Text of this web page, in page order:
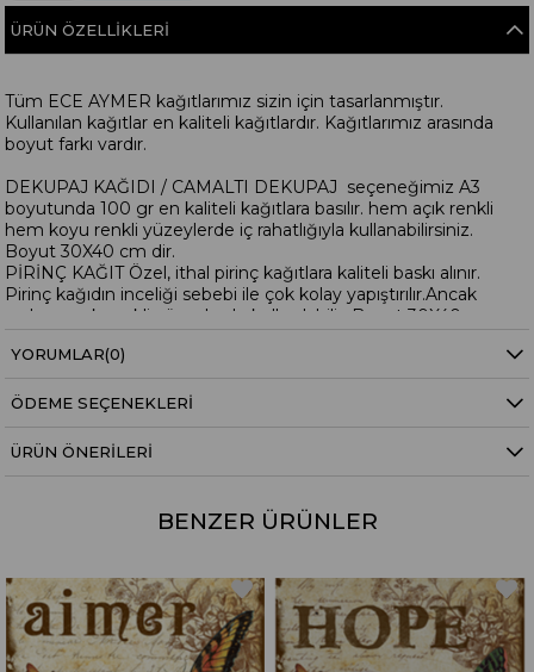
ÜRÜN ÖZELLIKLERI
Tüm ECE AYMER kağıtlarımız sizin için tasarlanmıştır.
Kullanılan kağıtlar en kaliteli kağıtlardır. Kağıtlarımız arasında
boyut farkı vardır.
DEKUPAJ KAĞIDI / CAMALTI DEKUPAJ seçeneğimiz A3
boyutunda 100 gr en kaliteli kağıtlara basılır. hem açık renkli
hem koyu renkli yüzeylerde iç rahatlığıyla kullanabilirsiniz.
Boyut 30X40 cm dir.
PİRİNÇ KAĞIT Özel, ithal pirinç kağıtlara kaliteli baskı alınır.
Pirinç kağıdın inceliği sebebi ile çok kolay yapıştırılır.Ancak
sadece açık renkli yüzeylerde kullanılabilir. Boyut 30X40 cm
dir.
ELDE YIKANABİLİR SIR ÜSTÜ ÇIKARMA KAĞITLARI Özel
ithal A4 boyutunda kalın kağıtlardır.Sulu transfer
mantığındadır ancak hem kağıdı hem baskısı farklıdır. Yüzeye
yapıştırma uygulandıktan sonra 140 derece ev tipi fırında 40
dakika pişirilerek yüzeye sabitlenir.Elde yıkamaya elverişli hale
gelir. Boyut 30X20 cmdir.
YORUMLAR(0)
ÖDEME SEÇENEKLERI
ÜRÜN ÖNERILERI
BENZER ÜRÜNLER